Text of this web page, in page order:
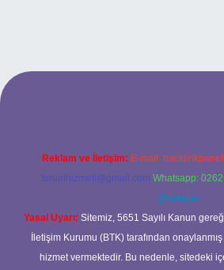
bahis sitesi
Reklam ve İletişim: E-mail:
forumhizmeti@gmail.com Whatsapp:
@karabul
Yasal Uyarı: Sitemiz, 5651 Sayılı Kanun
İletişim Kurumu (BTK) tarafından
hizmet vermektedir. Bu nedenle, sitedeki